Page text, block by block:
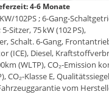
4-6 Monate
102PS ; 6-Gang-
Sitzer, 75 kW (102 PS),
Schalt. 6-Gang,
(ICE), Diesel,
(WLTP), CO₂-Emission
CO₂-Klasse E,
vom